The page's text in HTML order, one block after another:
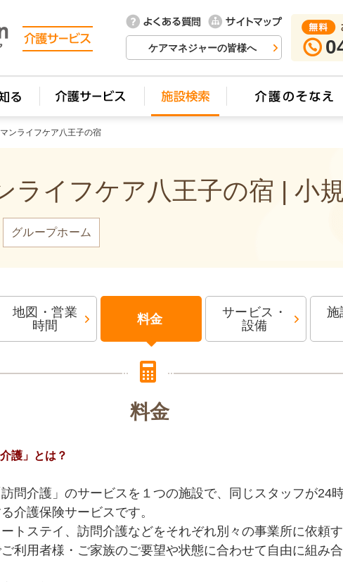
ケアマネジャーの皆様へ
ンライフケア八王子の宿
ライフケア八王子の宿 | 小
グループホーム
地図・営業
時間
料金
サービス・
設備
施
料金
護」とは？
訪問介護」のサービスを１つの施設で、同じスタッフが24
介護保険サービスです。
トステイ、訪問介護などをそれぞれ別々の事業所に依頼
利用者様・ご家族のご要望や状態に合わせて自由に組み